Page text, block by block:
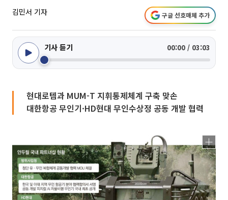
김민서 기자 구글 선호매체 추가
기사 듣기 00:00 / 03:03
현대로템과 MUM-T 지휘통제체계 구축 맞손
대한항공 무인기·HD현대 무인수상정 공동 개발 협력